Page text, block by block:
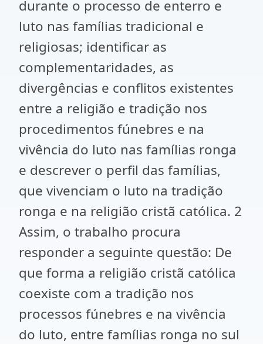
durante o processo de enterro e
luto nas famílias tradicional e
religiosas; identificar as
complementaridades, as
divergências e conflitos existentes
entre a religião e tradição nos
procedimentos fúnebres e na
vivência do luto nas famílias ronga
e descrever o perfil das famílias,
que vivenciam o luto na tradição
ronga e na religião cristã católica. 2
Assim, o trabalho procura
responder a seguinte questão: De
que forma a religião cristã católica
coexiste com a tradição nos
processos fúnebres e na vivência
do luto, entre famílias ronga no sul